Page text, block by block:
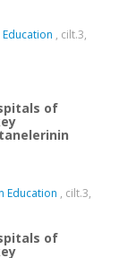
, cilt.3,
of
Education , cilt.3,
of